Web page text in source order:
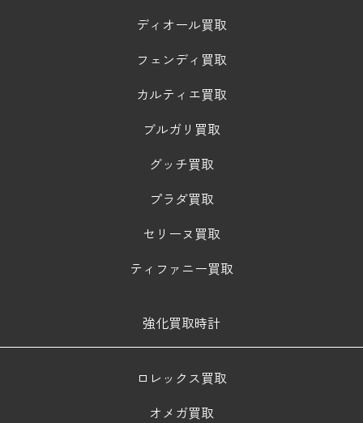
ディオール買取
フェンディ買取
カルティエ買取
ブルガリ買取
グッチ買取
プラダ買取
セリーヌ買取
ティファニー買取
強化買取時計
ロレックス買取
オメガ買取